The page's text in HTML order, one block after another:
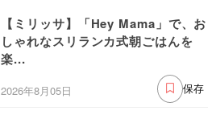
【ミリッサ】「Hey Mama」で、お
しゃれなスリランカ式朝ごはんを
楽...
2026年8月05日 保存